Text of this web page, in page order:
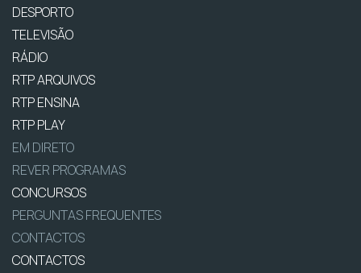
DESPORTO
TELEVISÃO
RÁDIO
RTP ARQUIVOS
RTP ENSINA
RTP PLAY
EM DIRETO
REVER PROGRAMAS
CONCURSOS
PERGUNTAS FREQUENTES
CONTACTOS
CONTACTOS